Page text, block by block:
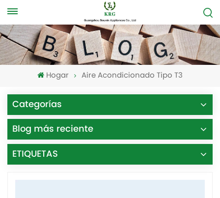
Hogar Aire Acondicionado Tipo T3
Categorías
Blog más reciente
ETIQUETAS